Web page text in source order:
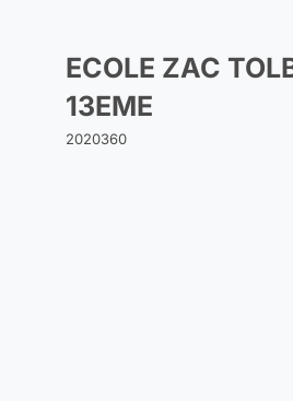
ECOLE ZAC
13EME
2020360